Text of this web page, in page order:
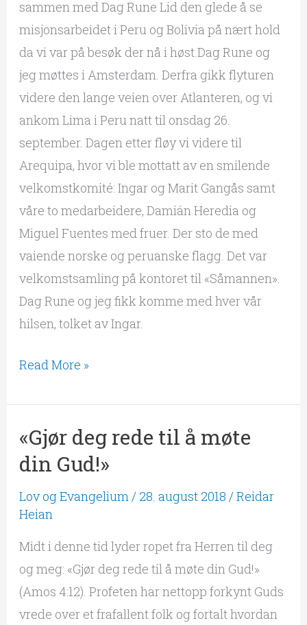
sammen med Dag Rune Lid den glede å se
misjonsarbeidet i Peru og Bolivia på nært hold
da vi var på besøk der nå i høst.Dag Rune og
jeg møttes i Amsterdam. Derfra gikk flyturen
videre den lange veien over Atlanteren, og vi
ankom Lima i Peru natt til onsdag 26.
september. Dagen etter fløy vi videre til
Arequipa, hvor vi ble mottatt av en smilende
velkomstkomité: Ingar og Marit Gangås samt
våre to medarbeidere, Damián Heredia og
Miguel Fuentes med fruer. Der sto de med
vaiende norske og peruanske flagg. Det var
velkomstsamling på kontoret til «Såmannen».
Dag Rune og jeg fikk komme med hver vår
hilsen, tolket av Ingar.
Read More »
«Gjør deg rede til å møte
din Gud!»
Lov og Evangelium/ 28. august 2018 /Reidar
Heian
Midt i denne tid lyder ropet fra Herren til deg
og meg: «Gjør deg rede til å møte din Gud!»
(Amos 4:12). Profeten har nettopp forkynt Guds
vrede over et frafallent folk og fortalt hvordan
«Gjør
deg
til
å
møte
din
Gud!»